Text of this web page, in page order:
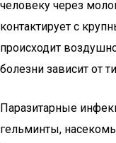
человеку через
контактирует с
происходит
болезни зависит от
Паразитарные
гельминты,